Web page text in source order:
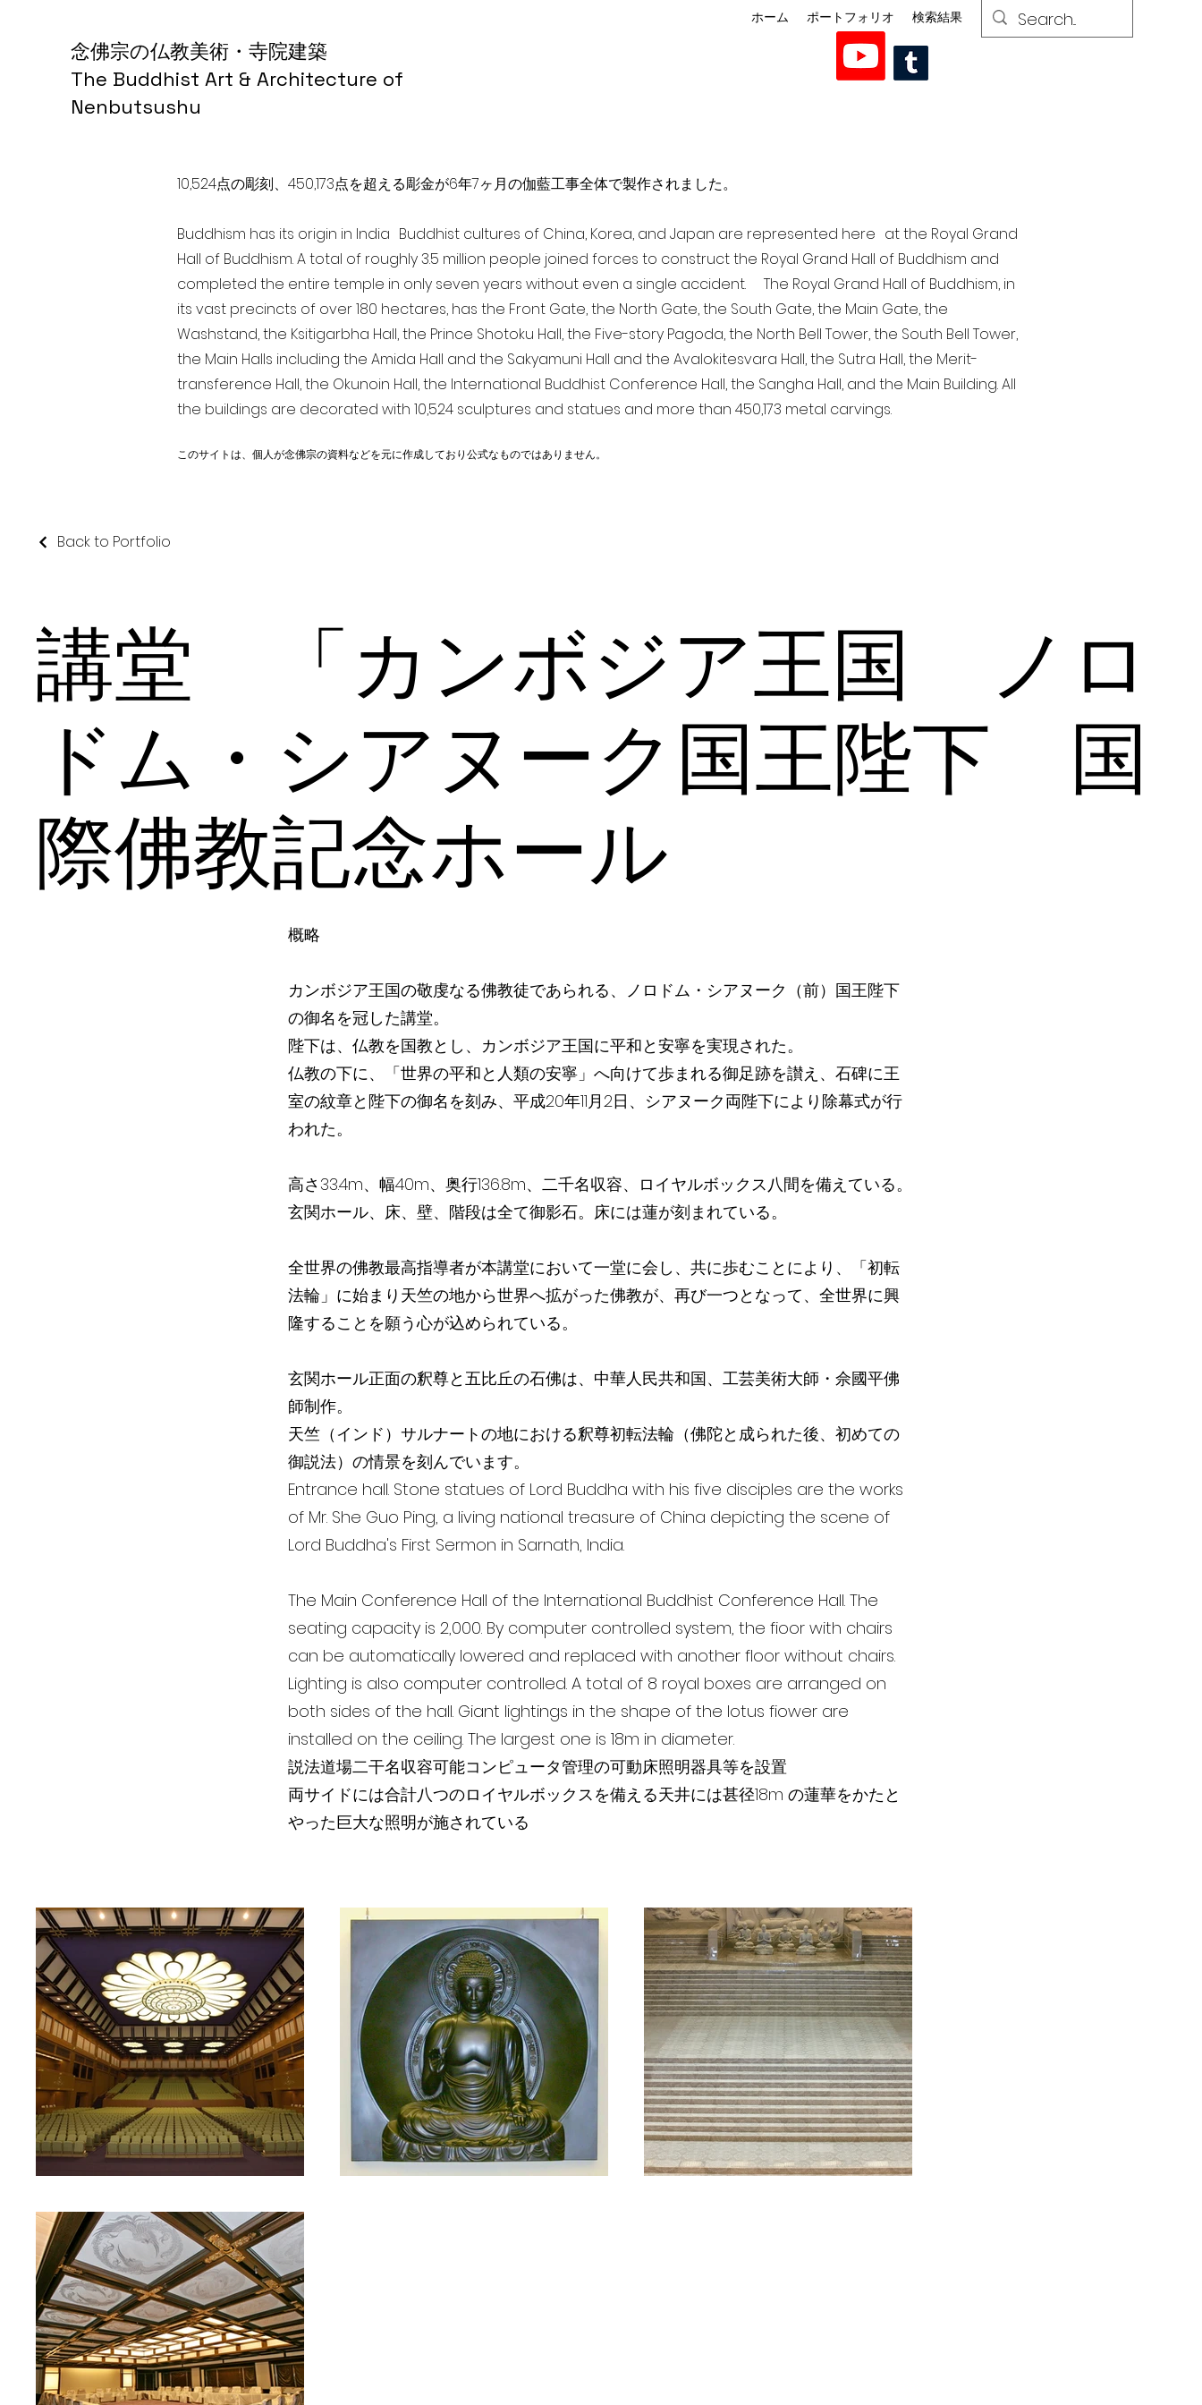
念佛宗の仏教美術・寺院建築
The Buddhist Art & Architecture of
Nenbutsushu
ホーム ポートフォリオ 検索結果
10,524点の彫刻、450,173点を超える彫金が6年7ヶ月の伽藍工事全体で製作されました。
Buddhism has its origin in India Buddhist cultures of China, Korea, and Japan are represented here at the Royal Grand
Hall of Buddhism. A total of roughly 3.5 million people joined forces to construct the Royal Grand Hall of Buddhism and
completed the entire temple in only seven years without even a single accident. The Royal Grand Hall of Buddhism, in
its vast precincts of over 180 hectares, has the Front Gate, the North Gate, the South Gate, the Main Gate, the
Washstand, the Ksitigarbha Hall, the Prince Shotoku Hall, the Five-story Pagoda, the North Bell Tower, the South Bell Tower,
the Main Halls including the Amida Hall and the Sakyamuni Hall and the Avalokitesvara Hall, the Sutra Hall, the Merit-
transference Hall, the Okunoin Hall, the International Buddhist Conference Hall, the Sangha Hall, and the Main Building. All
the buildings are decorated with 10,524 sculptures and statues and more than 450,173 metal carvings.
このサイトは、個人が念佛宗の資料などを元に作成しており公式なものではありません。
Back to Portfolio
講堂 「カンボジア王国 ノロ
ドム・シアヌーク国王陛下 国
際佛教記念ホール
概略
カンボジア王国の敬虔なる佛教徒であられる、ノロドム・シアヌーク（前）国王陛下
の御名を冠した講堂。
陛下は、仏教を国教とし、カンボジア王国に平和と安寧を実現された。
仏教の下に、「世界の平和と人類の安寧」へ向けて歩まれる御足跡を讃え、石碑に王
室の紋章と陛下の御名を刻み、平成20年11月2日、シアヌーク両陛下により除幕式が行
われた。
高さ33.4m、幅40m、奥行136.8m、二千名収容、ロイヤルボックス八間を備えている。
玄関ホール、床、壁、階段は全て御影石。床には蓮が刻まれている。
全世界の佛教最高指導者が本講堂において一堂に会し、共に歩むことにより、「初転
法輪」に始まり天竺の地から世界へ拡がった佛教が、再び一つとなって、全世界に興
隆することを願う心が込められている。
玄関ホール正面の釈尊と五比丘の石佛は、中華人民共和国、工芸美術大師・佘國平佛
師制作。
天竺（インド）サルナートの地における釈尊初転法輪（佛陀と成られた後、初めての
御説法）の情景を刻んでいます。
Entrance hall. Stone statues of Lord Buddha with his five disciples are the works
of Mr. She Guo Ping, a living national treasure of China depicting the scene of
Lord Buddha's First Sermon in Sarnath, India.
The Main Conference Hall of the lnternational Buddhist Conference Hall. The
seating capacity is 2,000. By computer controlled system, the fioor with chairs
can be automatically lowered and replaced with another floor without chairs.
Lighting is also computer controlled. A total of 8 royal boxes are arranged on
both sides of the hall. Giant lightings in the shape of the lotus fiower are
installed on the ceiling. The largest one is 18m in diameter.
説法道場二干名収容可能コンピュータ管理の可動床照明器具等を設置
両サイドには合計八つのロイヤルボックスを備える天井には甚径18m の蓮華をかたと
やった巨大な照明が施されている